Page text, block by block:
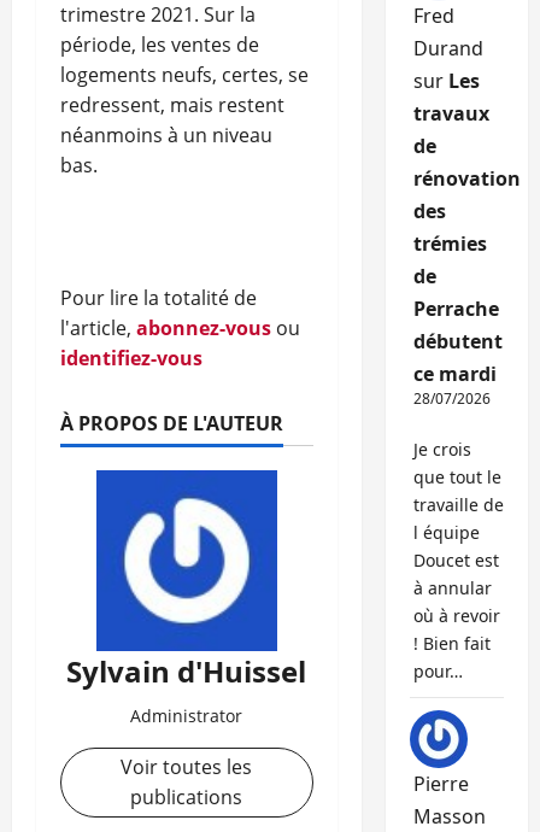
trimestre 2021. Sur la
période, les ventes de
logements neufs, certes, se
redressent, mais restent
néanmoins à un niveau
bas.
Pour lire la totalité de
l'article, abonnez-vous ou
identifiez-vous
À PROPOS DE L'AUTEUR
Sylvain d'Huissel
Administrator
Voir toutes les
publications
Fred
Durand
sur Les
travaux
de
rénovation
des
trémies
de
Perrache
débutent
ce mardi
28/07/2026
Je crois
que tout le
travaille de
l équipe
Doucet est
à annular
où à revoir
! Bien fait
pour…
Pierre
Masson